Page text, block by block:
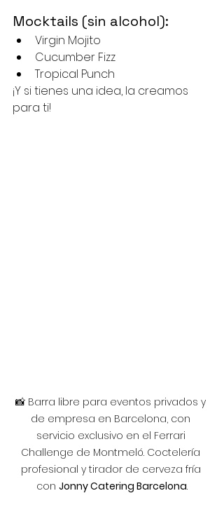
Mocktails (sin alcohol):
Virgin Mojito
Cucumber Fizz
Tropical Punch
¡Y si tienes una idea, la creamos
para ti!
📸 Barra libre para eventos privados y
de empresa en Barcelona, con
servicio exclusivo en el Ferrari
Challenge de Montmeló. Coctelería
profesional y tirador de cerveza fría
con Jonny Catering Barcelona.